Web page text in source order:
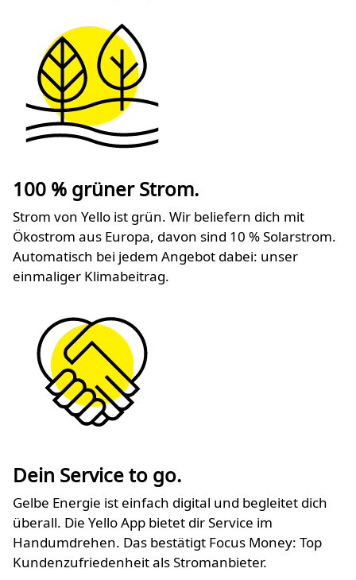
100 % grüner Strom.
Strom von Yello ist grün. Wir beliefern dich mit
Ökostrom aus Europa, davon sind 10 % Solarstrom.
Automatisch bei jedem Angebot dabei: unser
einmaliger Klimabeitrag.
Dein Service to go.
Gelbe Energie ist einfach digital und begleitet dich
überall. Die Yello App bietet dir Service im
Handumdrehen. Das bestätigt Focus Money: Top
Kundenzufriedenheit als Stromanbieter.